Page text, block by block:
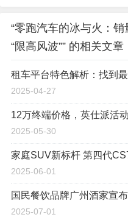
“零跑汽车的冰与火：
“限高风波”” 的相关文章
租车平台特色解析：找到
2025-04-27
12万终端价格，英仕派活
2025-05-30
家庭SUV新标杆 第四代
2025-06-01
国民餐饮品牌广州酒家宣
2025-07-01